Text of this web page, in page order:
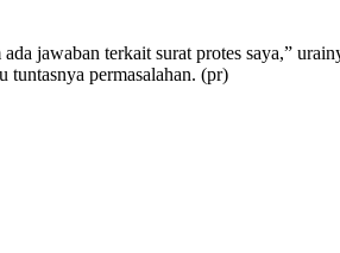
jawaban terkait surat protes saya,”
tuntasnya permasalahan. (pr)